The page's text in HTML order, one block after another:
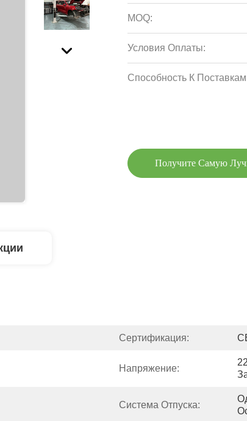
MOQ:
Условия Оплаты:
Способность К
Получите Самую
Сертификация:
Напряжение:
Система Отпуска: